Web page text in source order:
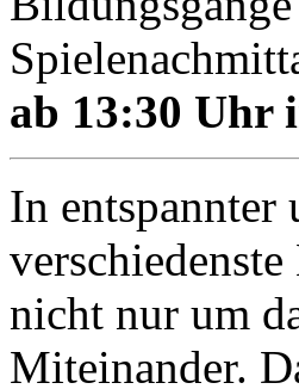
ab 13:30 Uhr
In entspannter
nicht nur um
Miteinander.